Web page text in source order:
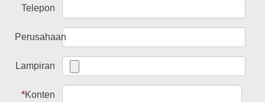
Telepon
Perusahaan
Lampiran
*Konten